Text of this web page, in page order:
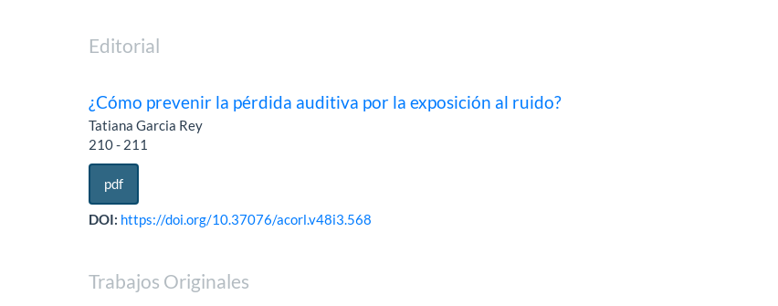
Editorial
¿Cómo prevenir la pérdida auditiva por la exposición al ruido?
Tatiana Garcia Rey
210 - 211
pdf
DOI: https://doi.org/10.37076/acorl.v48i3.568
Trabajos Originales